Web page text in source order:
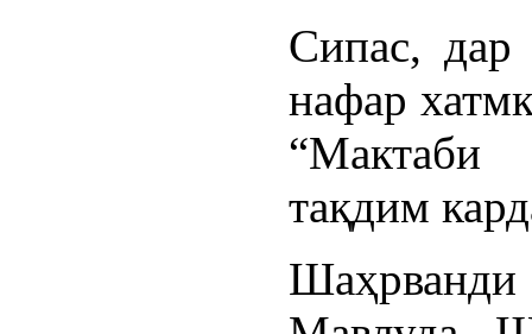
Сипас, дар
нафар
тақдим